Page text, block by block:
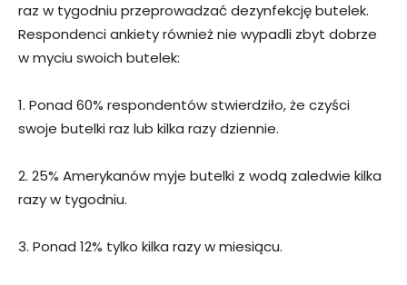
raz w tygodniu przeprowadzać dezynfekcję butelek.
Respondenci ankiety również nie wypadli zbyt dobrze
w myciu swoich butelek:
1. Ponad 60% respondentów stwierdziło, że czyści
swoje butelki raz lub kilka razy dziennie.
2. 25% Amerykanów myje butelki z wodą zaledwie kilka
razy w tygodniu.
3. Ponad 12% tylko kilka razy w miesiącu.